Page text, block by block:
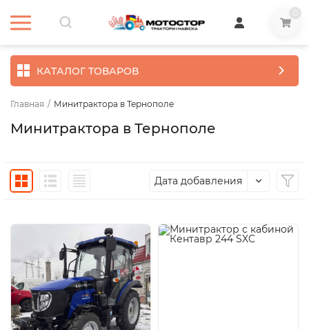
КАТАЛОГ ТОВАРОВ
Главная / Минитрактора в Тернополе
Минитрактора в Тернополе
Дата добавления